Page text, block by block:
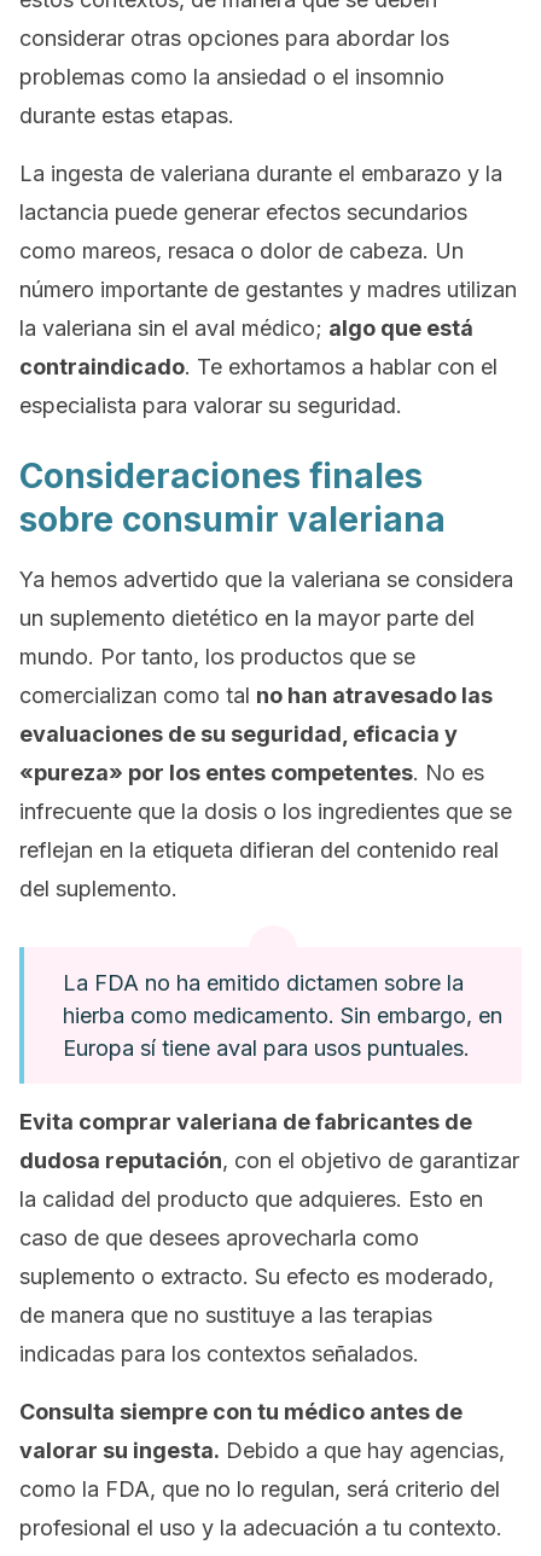
considerar otras opciones para abordar los
problemas como la ansiedad o el insomnio
durante estas etapas.
La ingesta de valeriana durante el embarazo y la
lactancia puede generar efectos secundarios
como mareos, resaca o dolor de cabeza. Un
número importante de gestantes y madres utilizan
la valeriana sin el aval médico; algo que está
contraindicado. Te exhortamos a hablar con el
especialista para valorar su seguridad.
Consideraciones finales
sobre consumir valeriana
Ya hemos advertido que la valeriana se considera
un suplemento dietético en la mayor parte del
mundo. Por tanto, los productos que se
comercializan como tal no han atravesado las
evaluaciones de su seguridad, eficacia y
«pureza» por los entes competentes. No es
infrecuente que la dosis o los ingredientes que se
reflejan en la etiqueta difieran del contenido real
del suplemento.
La FDA no ha emitido dictamen sobre la
hierba como medicamento. Sin embargo, en
Europa sí tiene aval para usos puntuales.
Evita comprar valeriana de fabricantes de
dudosa reputación, con el objetivo de garantizar
la calidad del producto que adquieres. Esto en
caso de que desees aprovecharla como
suplemento o extracto. Su efecto es moderado,
de manera que no sustituye a las terapias
indicadas para los contextos señalados.
Consulta siempre con tu médico antes de
valorar su ingesta. Debido a que hay agencias,
como la FDA, que no lo regulan, será criterio del
profesional el uso y la adecuación a tu contexto.